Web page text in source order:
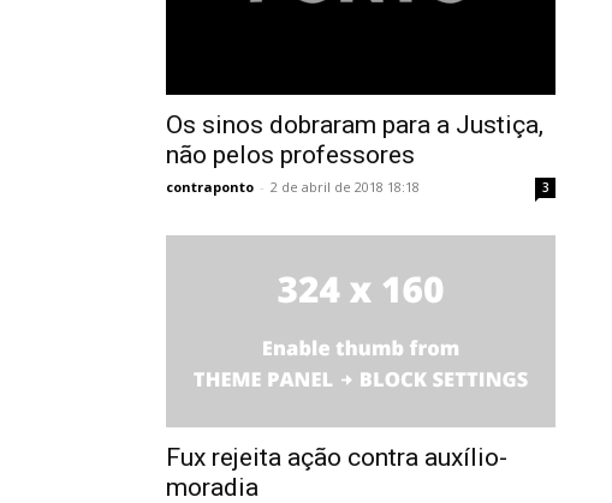
Os sinos dobraram para a Justiça,
não pelos professores
contraponto - 2 de abril de 2018 18:18 3
Fux rejeita ação contra auxílio-
moradia